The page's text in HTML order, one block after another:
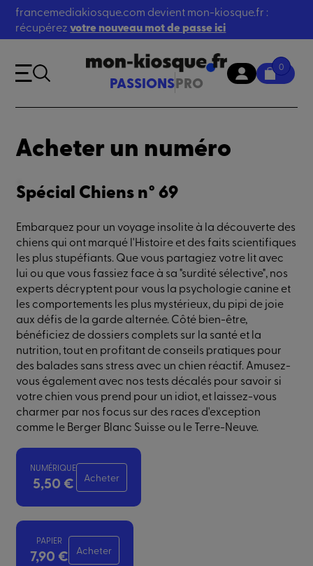
francemediakiosque.com devient mon-kiosque.fr :
récupérezvotre nouveau mot de passe ici
PASSIONSPRO
0
Acheter un numéro
Spécial Chiens n° 69
Embarquez pour un voyage insolite à la découverte des
chiens qui ont marqué l'Histoire et des faits scientifiques
les plus stupéfiants. Que vous partagiez votre lit avec
lui ou que vous fassiez face à sa "surdité sélective", nos
experts décryptent pour vous la psychologie canine et
les comportements les plus mystérieux, du pipi de joie
aux défis de la garde alternée. Côté bien-être,
bénéficiez de dossiers complets sur la santé et la
nutrition, tout en profitant de conseils pratiques pour
des balades sans stress avec un chien réactif. Amusez-
vous également avec nos tests décalés pour savoir si
votre chien vous prend pour un idiot, et laissez-vous
charmer par nos focus sur des races d'exception
comme le Berger Blanc Suisse ou le Terre-Neuve.
NUMÉRIQUE
5,50 € Acheter
PAPIER
7,90 € Acheter